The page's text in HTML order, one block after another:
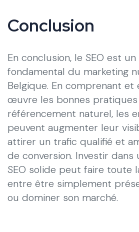
Conclusion
En conclusion, le SEO est
fondamental du marketing
Belgique. En comprenant
œuvre les bonnes
référencement naturel, les
peuvent augmenter leur
attirer un trafic qualifié et
de conversion. Investir dans
SEO solide peut faire toute
entre être simplement
ou dominer son marché.